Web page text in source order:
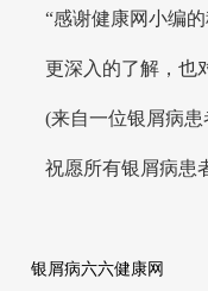
“感谢健康网小编
更深入的了解，也
(来自一位银屑病患
祝愿所有银屑病患
银屑病六六健康网